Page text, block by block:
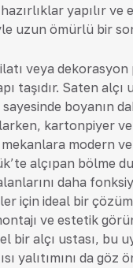
yapılır ve
uzun ömürlü bir
veya dekorasyon
taşıdır. Saten alçı
boyanın
kartonpiyer ve
modern
alçıpan bölme
daha
için ideal bir
ve estetik
bir alçı ustası, bu
yalıtımını da göz